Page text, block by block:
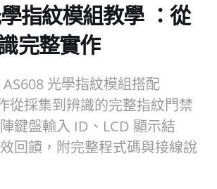
指紋模組教學 ：從
完整實作
光學指紋模組搭配
從採集到辨識的完整指紋門禁
鍵盤輸入 ID、LCD 顯示結
回饋，附完整程式碼與接線說